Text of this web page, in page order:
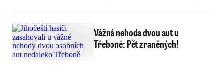
Vážná nehoda dvou aut u
Třeboně: Pět zraněných!